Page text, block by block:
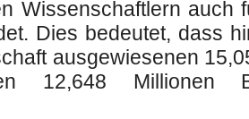
Wissenschaftlern auch
Dies bedeutet, dass
ausgewiesenen
12,648 Millionen